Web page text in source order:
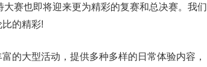
大赛也即将迎来更为精彩的复赛和总决赛。我们
的精彩!
的大型活动，提供多种多样的日常体验内容，